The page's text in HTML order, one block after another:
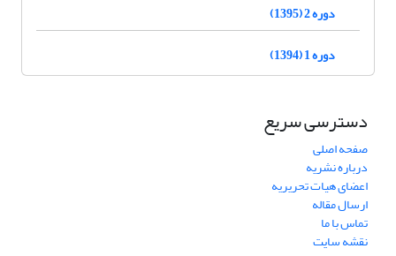
دوره 2 (1395)
دوره 1 (1394)
دسترسی سریع
صفحه اصلی
درباره نشریه
اعضای هیات تحریریه
ارسال مقاله
تماس با ما
نقشه سایت